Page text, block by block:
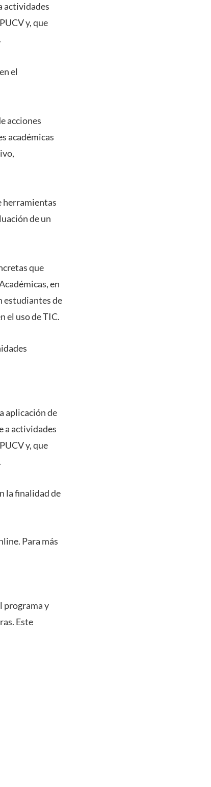
actividades
y, que
el
acciones
académicas
herramientas
de un
que
en
estudiantes de
el uso de TIC.
aplicación de
a actividades
y, que
la finalidad de
Para más
programa y
Este